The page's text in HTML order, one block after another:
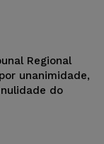
Regional
unanimidade,
do